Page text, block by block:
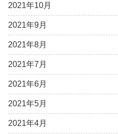
2021年10月
2021年9月
2021年8月
2021年7月
2021年6月
2021年5月
2021年4月